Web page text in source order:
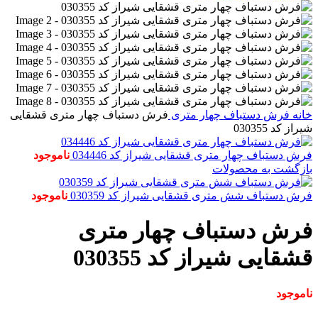
خانه فرش دستباف چهار متری فرش دستباف چهار متری قشقایی
شیراز کد 030355
فرش دستباف چهار متری قشقایی شیراز کد 034446
ناموجود
بازگشت به محصولات
فرش دستباف شش متری قشقایی شیراز کد 030359 ناموجود
فرش دستباف چهار متری
قشقایی شیراز کد 030355
ناموجود